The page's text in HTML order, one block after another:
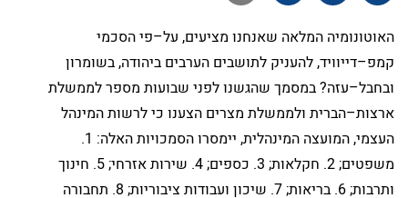
האוטונומיה המלאה שאנחנו מציעים, על–פי הסכמי
קמפ–דייוויד, להעניק לתושבים הערבים ביהודה, בשומרון
ובחבל–עזה? במסמך שהגשנו לפני שבועות מספר לממשלת
ארצות–הברית ולממשלת מצרים הצענו כי לרשות המינהל
העצמי, המועצה המינהלית, יימסרו הסמכויות האלה: 1
.
משפטים;2. חקלאות; 3. כספים;4. שירות אזרחי;5. חינוך
ותרבות;6. בריאות;7. שיכון ועבודות ציבוריות; 8. תחבורה